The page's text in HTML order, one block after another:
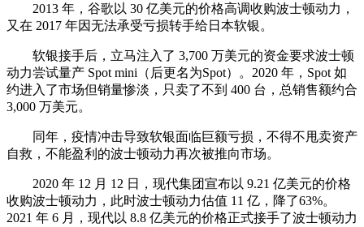
2013 年，谷歌以 30 亿美元的价格高调收购波士顿动力，
又在 2017 年因无法承受亏损转手给日本软银。
软银接手后，立马注入了 3,700 万美元的资金要求波士顿
动力尝试量产 Spot mini（后更名为Spot）。2020 年，Spot 如
约进入了市场但销量惨淡，只卖了不到 400 台，总销售额约合
3,000 万美元。
同年，疫情冲击导致软银面临巨额亏损，不得不甩卖资产
自救，不能盈利的波士顿动力再次被推向市场。
2020 年 12 月 12 日，现代集团宣布以 9.21 亿美元的价格
收购波士顿动力，此时波士顿动力估值 11 亿，降了63%。
2021 年 6 月，现代以 8.8 亿美元的价格正式接手了波士顿动力